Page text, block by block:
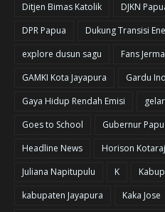
Ditjen Bimas Katolik
DJKN
DPR Papua
Dukung Transisi
explore dusun sagu
Fans
GAMKI Kota Jayapura
Gardu
Gaya Hidup Rendah Emisi
Goes to School
Gubernur
Headline News
Horison
Juliana Napitupulu
K
kabupaten Jayapura
Kaka Jose